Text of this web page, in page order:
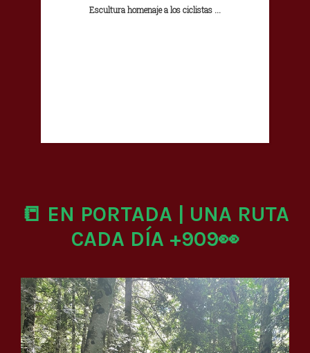
Escultura homenaje a los ciclistas ...
📒 EN PORTADA | UNA RUTA
CADA DÍA +909👀